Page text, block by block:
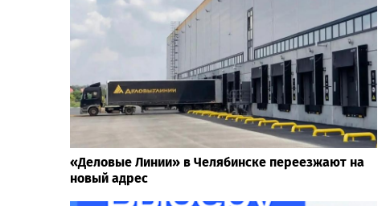
«Деловые Линии» в Челябинске переезжают на
новый адрес